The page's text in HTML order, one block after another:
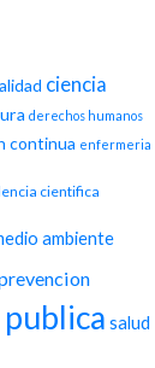
ciencia
derechos humanos
continua enfermeria
cientifica
ambiente
salud